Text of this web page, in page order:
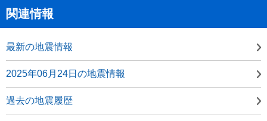
関連情報
最新の地震情報
2025年06月24日の地震情報
過去の地震履歴